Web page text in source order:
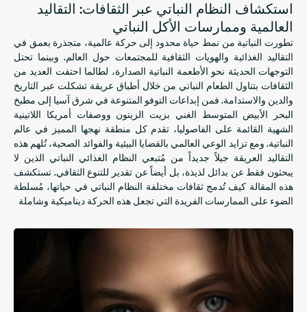
استكشاف النظام النباتي عبر الثقافات: التقاليد
العالمية وممارسات الأكل النباتي
تطورت النباتية من نمط حياة محدود إلى حركة عالمية، متجذرة بعمق في
التقاليد الغذائية والهويات الثقافية للمجتمعات حول العالم. وبينما تحتل
التوجهات الحديثة نحو الأطعمة النباتية الصدارة، لطالما احتفت العديد من
الثقافات بتناول الطعام النباتي من خلال أطباق عريقة تشكلت عبر التاريخ
والدين والاستدامة. فمن إبداعات التوفو المتنوعة في شرق آسيا إلى مطبخ
البحر الأبيض المتوسط ​​الغني بزيت الزيتون ووصفات أمريكا اللاتينية
الشهية القائمة على الفاصوليا، تقدم كل منطقة نهجها المميز في عالم
النباتية. ومع تزايد الوعي العالمي بالقضايا البيئية والفوائد الصحية، تُلهم هذه
التقاليد العريقة جيلاً جديداً من مُتبعي النظام الغذائي النباتي الذين لا
يبحثون فقط عن بدائل لذيذة، بل أيضاً عن تقدير للتنوع الثقافي. تستكشف
هذه المقالة كيف تُدمج ثقافات مختلفة النظام النباتي في حياتها، مُسلطة
الضوء على الممارسات الفريدة التي تجعل هذه الحركة ديناميكية وشاملة